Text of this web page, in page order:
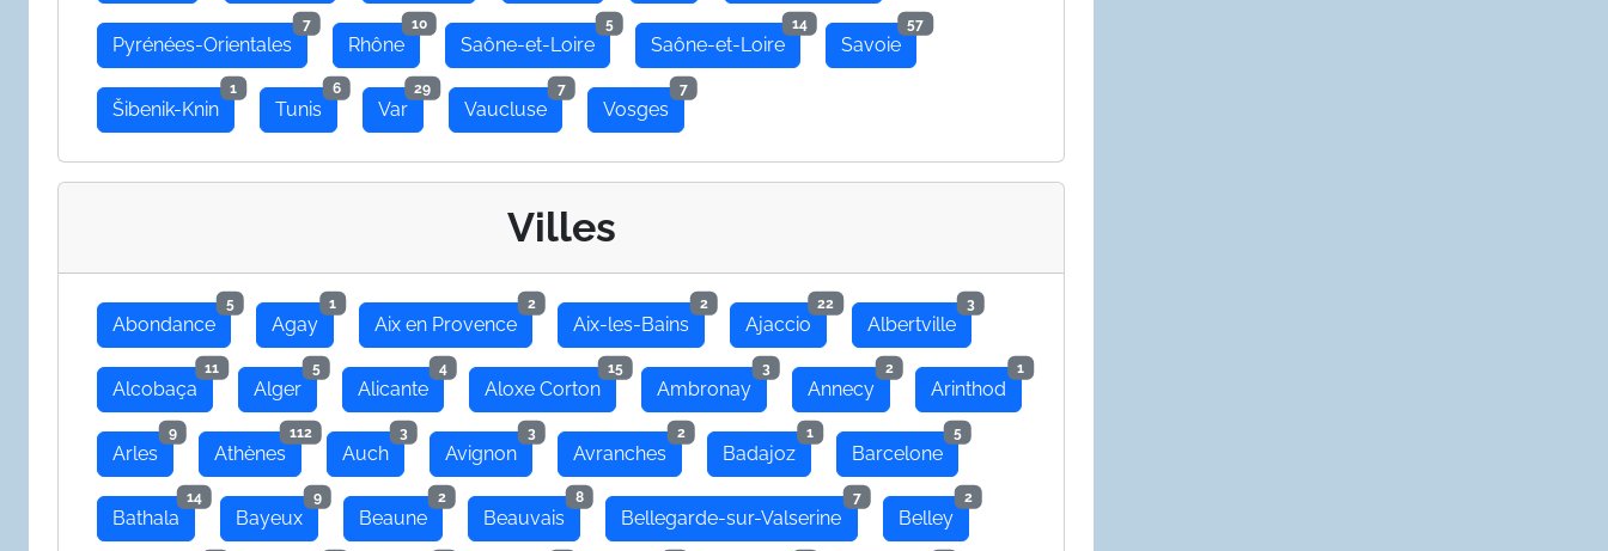
Pyrénées-Orientales
7
Rhône
10
Saône-et-Loire
5
Saône-et-Loire
14
Savoie
57
Šibenik-Knin
1
Tunis
6
Var
29
Vaucluse
7
Vosges
7
Villes
Abondance
5
Agay
1
Aix en Provence
2
Aix-les-Bains
2
Ajaccio
22
Albertville
3
Alcobaça
11
Alger
5
Alicante
4
Aloxe Corton
15
Ambronay
3
Annecy
2
Arinthod
1
Arles
9
Athènes
112
Auch
3
Avignon
3
Avranches
2
Badajoz
1
Barcelone
5
Bathala
14
Bayeux
9
Beaune
2
Beauvais
8
Bellegarde-sur-Valserine
7
Belley
2